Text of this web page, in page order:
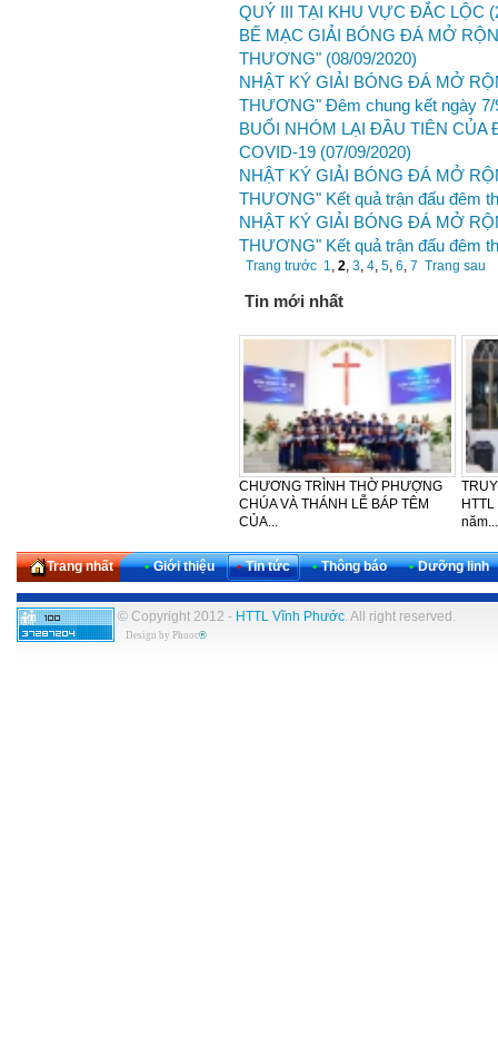
QUÝ III TẠI KHU VỰC ĐẮC LỘC
BẾ MẠC GIẢI BÓNG ĐÁ MỞ
THƯƠNG" (08/09/2020)
NHẬT KÝ GIẢI BÓNG ĐÁ MỞ
THƯƠNG" Đêm chung kết ngày
BUỔI NHÓM LẠI ĐẦU TIÊN
COVID-19 (07/09/2020)
NHẬT KÝ GIẢI BÓNG ĐÁ MỞ
THƯƠNG" Kết quả trận đấu đêm
NHẬT KÝ GIẢI BÓNG ĐÁ MỞ
THƯƠNG" Kết quả trận đấu đêm
Trang trước 1, 2, 3, 4, 5, 6, 7 Trang sau
Tin mới nhất
CẢM TẠ – SINH NHẬT LẦN THỨ
42 CỦA BAN PHỤ NỮ HTTL
VĨNH...
Trang nhất • Giới thiệu • Tin tức • Thông báo • Dưỡng linh
© Copyright 2012 - HTTL Vĩnh Phước. All right reserved.
Design by Phuoc®